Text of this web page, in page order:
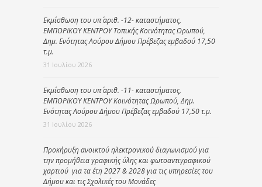
Εκμίσθωση του υπ΄ αριθ. -12- καταστήματος,
ΕΜΠΟΡΙΚΟΥ ΚΕΝΤΡΟΥ Τοπικής Κοινότητας Ωρωπού,
Δημ. Ενότητας Λούρου Δήμου Πρέβεζας εμβαδού 17,50
τ.μ.
31 Ιουλίου 2026
Εκμίσθωση του υπ΄ αριθ. -11- καταστήματος,
ΕΜΠΟΡΙΚΟΥ ΚΕΝΤΡΟΥ Κοινότητας Ωρωπού, Δημ.
Ενότητας Λούρου Δήμου Πρέβεζας εμβαδού 17,50 τ.μ.
31 Ιουλίου 2026
Προκήρυξη ανοικτού ηλεκτρονικού διαγωνισμού για
την προμήθεια γραφικής ύλης και φωτοαντιγραφικού
χαρτιού για τα έτη 2027 & 2028 για τις υπηρεσίες του
Δήμου και τις Σχολικές του Μονάδες